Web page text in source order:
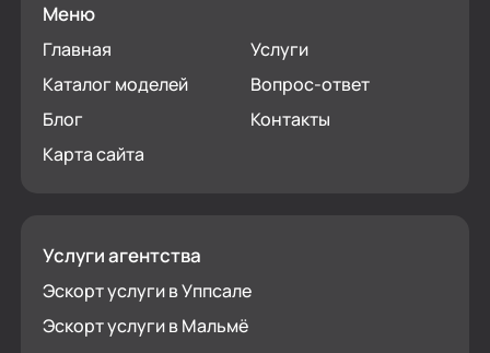
Меню
Главная
Услуги
Каталог моделей
Вопрос-ответ
Блог
Контакты
Карта сайта
Услуги агентства
Эскорт услуги в Уппсале
Эскорт услуги в Мальмё